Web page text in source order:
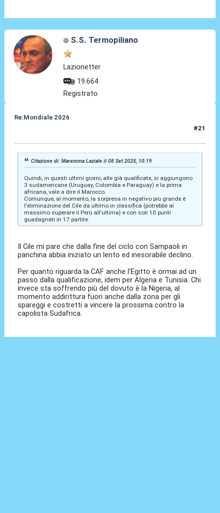
S.S. Termopiliano
Lazionetter
19.664
Registrato
Re:Mondiale 2026
#21
Citazione di: Maremma Laziale il 08 Set 2025, 10:19
Quindi, in questi ultimi giorni, alle già qualificate, si aggiungono
3 sudamericane (Uruguay, Colombia e Paraguay) e la prima
africana, vale a dire il Marocco.
Comunque, al momento, la sorpresa in negativo più grande è
l'eliminazione del Cile da ultimo in classifica (potrebbe al
massimo superare il Perù all'ultima) e con soli 10 punti
guadagnati in 17 partite.
Il Cile mi pare che dalla fine del ciclo con Sampaoli in
panchina abbia iniziato un lento ed inesorabile declino.
Per quanto riguarda la CAF anche l'Egitto è ormai ad un
passo dalla qualificazione, idem per Algeria e Tunisia. Chi
invece sta soffrendo più del dovuto è la Nigeria, al
momento addirittura fuori anche dalla zona per gli
spareggi e costretti a vincere la prossima contro la
capolista Sudafrica.